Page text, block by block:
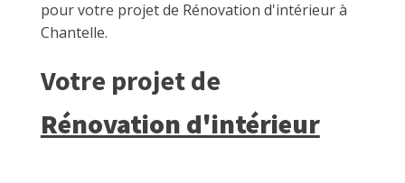
pour votre projet de Rénovation d'intérieur à
Chantelle.
Votre projet de
Rénovation d'intérieur